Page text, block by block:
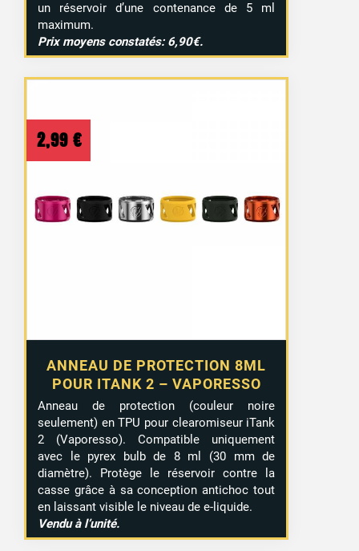
un réservoir d’une contenance de 5 ml
maximum.
Prix moyens constatés: 6,90€.
ANNEAU DE PROTECTION 8ML
POUR ITANK 2 – VAPORESSO
2,99 €
Anneau de protection (couleur noire
seulement) en TPU pour clearomiseur iTank
2 (Vaporesso). Compatible uniquement
avec le pyrex bulb de 8 ml (30 mm de
diamètre). Protège le réservoir contre la
casse grâce à sa conception antichoc tout
en laissant visible le niveau de e-liquide.
Vendu à l’unité.